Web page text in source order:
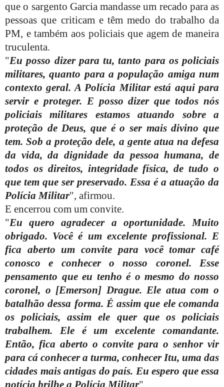
que o sargento Garcia mandasse um recado para as
pessoas que criticam e têm medo do trabalho da
PM, e também aos policiais que agem de maneira
truculenta.
"Eu posso dizer para tu, tanto para os policiais
militares, quanto para a população amiga num
contexto geral. A Polícia Militar está aqui para
servir e proteger. E posso dizer que todos nós
policiais militares estamos atuando sobre a
proteção de Deus, que é o ser mais divino que
tem. Sob a proteção dele, a gente atua na defesa
da vida, da dignidade da pessoa humana, de
todos os direitos, integridade física, de tudo o
que tem que ser preservado. Essa é a atuação da
Polícia Militar", afirmou.
E encerrou com um convite.
"Eu quero agradecer a oportunidade. Muito
obrigado. Você é um excelente profissional. E
fica aberto um convite para você tomar café
conosco e conhecer o nosso coronel. Esse
pensamento que eu tenho é o mesmo do nosso
coronel, o [Emerson] Drague. Ele atua com o
batalhão dessa forma. É assim que ele comanda
os policiais, assim ele quer que os policiais
trabalhem. Ele é um excelente comandante.
Então, fica aberto o convite para o senhor vir
para cá conhecer a turma, conhecer Itu, uma das
cidades mais antigas do país. Eu espero que essa